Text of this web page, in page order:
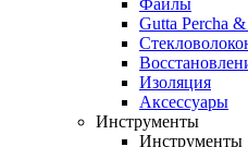
Файлы
Gutta Percha
Изоляция
Аксессуары
Инструменты
Инструменты